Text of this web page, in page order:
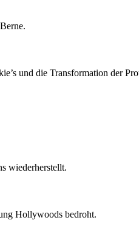
und die Transformation der
wiederherstellt.
Hollywoods bedroht.